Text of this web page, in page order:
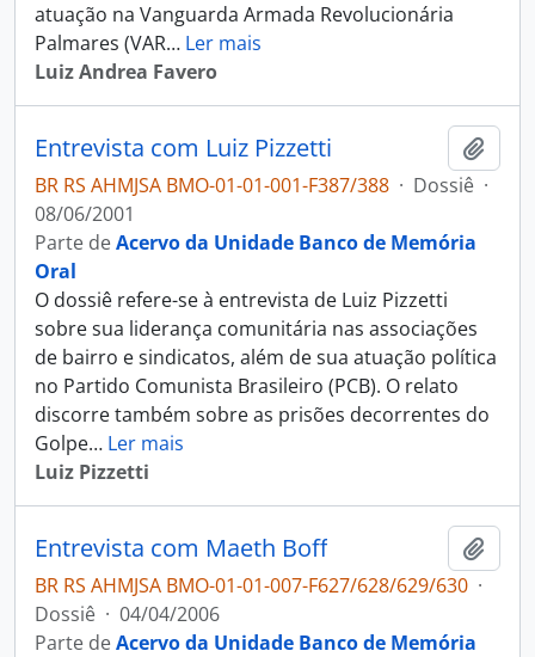
atuação na Vanguarda Armada Revolucionária
Palmares (VAR… Ler mais
Luiz Andrea Favero
Entrevista com Luiz Pizzetti
BR RS AHMJSA BMO-01-01-001-F387/388 · Dossiê ·
08/06/2001
Parte deAcervo da Unidade Banco de Memória
Oral
O dossiê refere-se à entrevista de Luiz Pizzetti
sobre sua liderança comunitária nas associações
de bairro e sindicatos, além de sua atuação política
no Partido Comunista Brasileiro (PCB). O relato
discorre também sobre as prisões decorrentes do
Golpe… Ler mais
Luiz Pizzetti
Entrevista com Maeth Boff
BR RS AHMJSA BMO-01-01-007-F627/628/629/630 ·
Dossiê · 04/04/2006
Parte deAcervo da Unidade Banco de Memória